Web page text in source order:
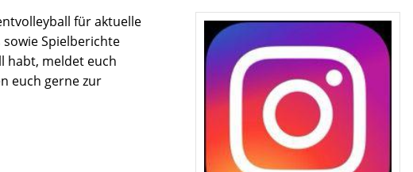
für aktuelle
Spielberichte
habt, meldet euch
euch gerne zur